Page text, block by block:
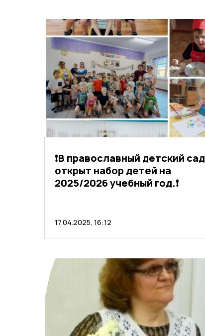
❗В православный детский сад
открыт набор детей на
2025/2026 учебный год.❗
17.04.2025, 16:12